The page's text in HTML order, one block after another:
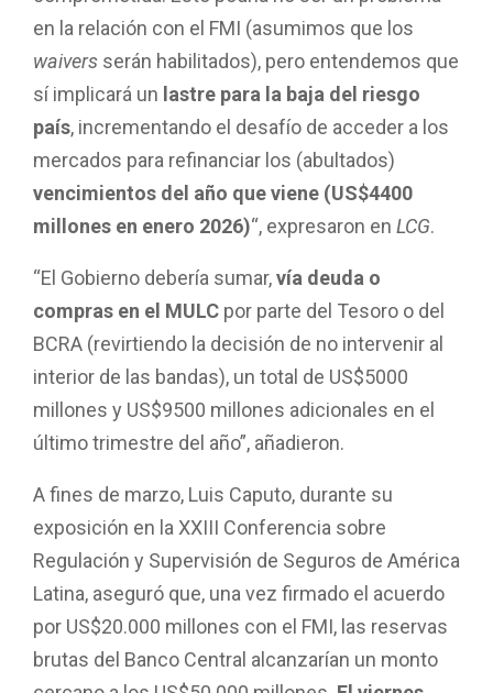
en la relación con el FMI (asumimos que los
waivers serán habilitados), pero entendemos que
sí implicará un lastre para la baja del riesgo
país, incrementando el desafío de acceder a los
mercados para refinanciar los (abultados)
vencimientos del año que viene (US$4400
millones en enero 2026)“, expresaron en LCG.
“El Gobierno debería sumar,vía deuda o
compras en el MULC por parte del Tesoro o del
BCRA (revirtiendo la decisión de no intervenir al
interior de las bandas), un total de US$5000
millones y US$9500 millones adicionales en el
último trimestre del año”, añadieron.
A fines de marzo, Luis Caputo, durante su
exposición en la XXIII Conferencia sobre
Regulación y Supervisión de Seguros de América
Latina, aseguró que, una vez firmado el acuerdo
por US$20.000 millones con el FMI, las reservas
brutas del Banco Central alcanzarían un monto